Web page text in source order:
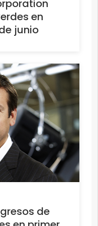
en
junio
de